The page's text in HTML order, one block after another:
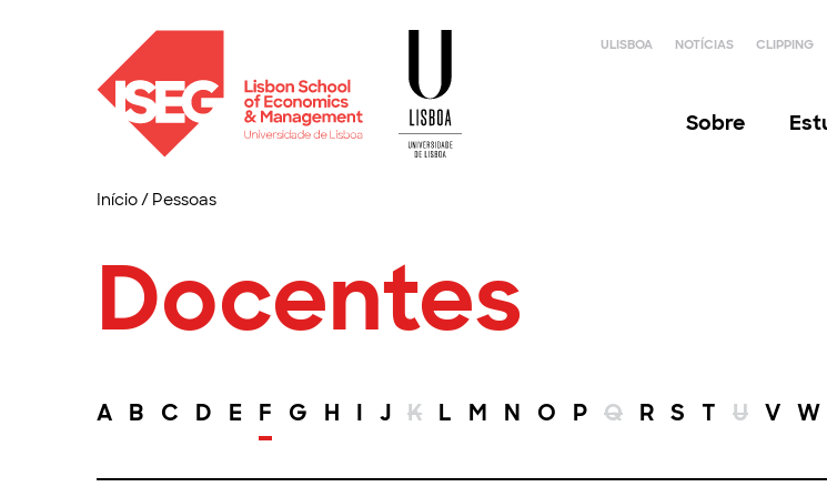
ULISBOA NOTÍCIAS CLIPPING
Sobre
Início/ Pessoas
Docentes
A B C D E F G H I J K L M N O P Q R S T U V W